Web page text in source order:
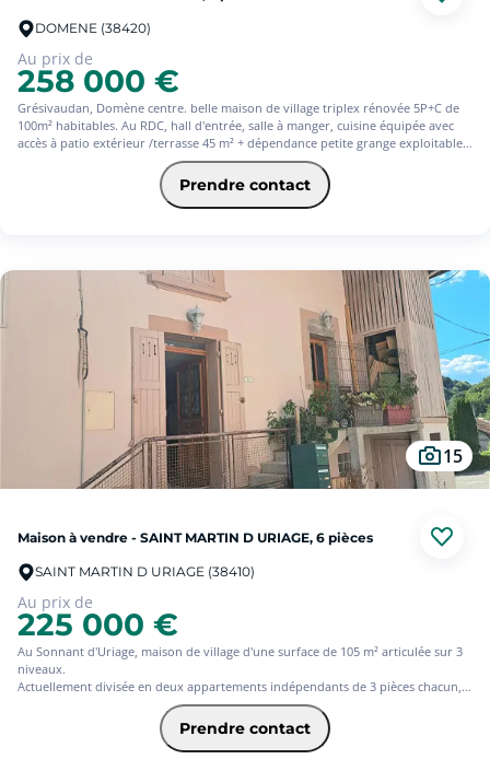
DOMENE (38420)
Au prix de
258 000 €
Grésivaudan, Domène centre. belle maison de village triplex rénovée 5P+C de
100m² habitables. Au RDC, hall d'entrée, salle à manger, cuisine équipée avec
accès à patio extérieur /terrasse 45 m² + dépendance petite grange exploitable
sur 2 niveaux, toilettes. A l'étage, dégagement, pièce télé (ou possibilité
chambre ), chambre, salle de bains avec douche et baignoire. toilettes, au 3 ème
niveau grande chambre + pièce bureau. La maison dispose également d'une
avec porte motorisée et installation borne de recharge. Idéal jeune couple. A
visiter avec SQUARE HABITAT DOMENE 04 76 77 49 00
Prendre contact
15
Maison à vendre - SAINT MARTIN D URIAGE, 6 pièces
SAINT MARTIN D URIAGE (38410)
Au prix de
225 000 €
Au Sonnant d'Uriage, maison de village d'une surface de 105 m² articulée sur 3
niveaux.
Actuellement divisée en deux appartements indépendants de 3 pièces chacun,
surface de 63 m² et 42 m². Possibilité de réaménagement en une seule maison
d'habitation avec la réunion des deux appartements, moyennant travaux.
Le premier appartement T3 d'une surface d'environ 63 m² se compose en RDC
Prendre contact